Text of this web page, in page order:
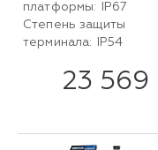
платформы: IP67
Степень защиты
терминала: IP54
23 569